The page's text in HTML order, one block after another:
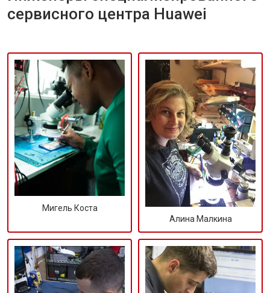
сервисного центра Huawei
Мигель Коста
Алина Малкина